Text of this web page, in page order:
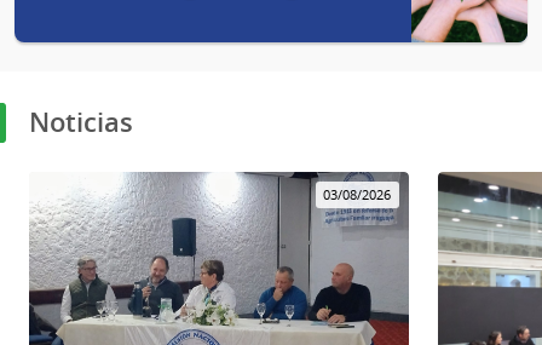
Noticias
03/08/2026